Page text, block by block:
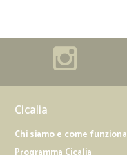
Cicalia
Chi siamo e come funziona